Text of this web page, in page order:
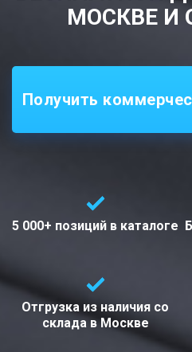
МОСКВЕ И
Получить
5 000+ позиций в каталоге
Отгрузка из наличия со
склада вМоскве